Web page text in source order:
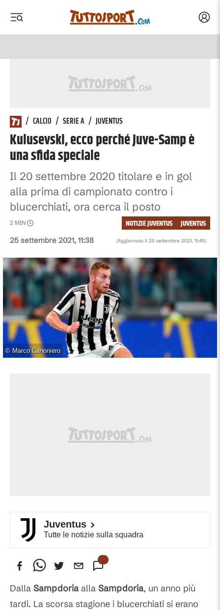
/ CALCIO / SERIE A / JUVENTUS
Kulusevski, ecco perché Juve-Samp è
una sfida speciale
Il 20 settembre 2020 titolare e in gol
alla prima di campionato contro i
blucerchiati, ora cerca il posto
25 settembre 2021, 11:38 (Aggiornato il 25 settembre 2021, 11:45)
2 MIN JUVENTUS
NOTIZIE JUVENTUS
© Marco Canoniero
Juventus
Tutte le notizie sulla squadra
Dalla Sampdoria alla Sampdoria, un anno più
tardi. La scorsa stagione i blucerchiati si erano